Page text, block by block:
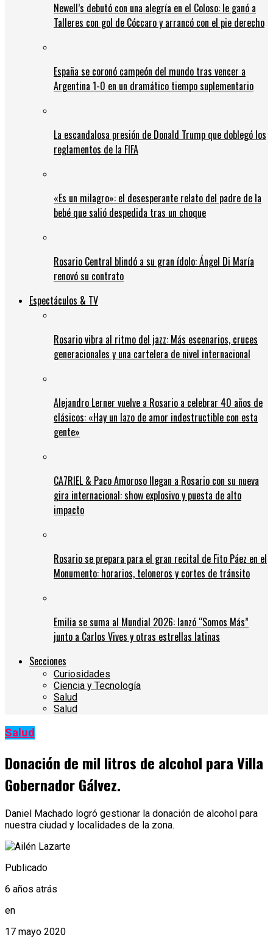
Newell’s debutó con una alegría en el Coloso: le ganó a
Talleres con gol de Cóccaro y arrancó con el pie derecho
España se coronó campeón del mundo tras vencer a
Argentina 1-0 en un dramático tiempo suplementario
La escandalosa presión de Donald Trump que doblegó los
reglamentos de la FIFA
«Es un milagro»: el desesperante relato del padre de la
bebé que salió despedida tras un choque
Rosario Central blindó a su gran ídolo: Ángel Di María
renovó su contrato
Espectáculos & TV
Rosario vibra al ritmo del jazz: Más escenarios, cruces
generacionales y una cartelera de nivel internacional
Alejandro Lerner vuelve a Rosario a celebrar 40 años de
clásicos: «Hay un lazo de amor indestructible con esta
gente»
CA7RIEL & Paco Amoroso llegan a Rosario con su nueva
gira internacional: show explosivo y puesta de alto
impacto
Rosario se prepara para el gran recital de Fito Páez en el
Monumento: horarios, teloneros y cortes de tránsito
Emilia se suma al Mundial 2026: lanzó “Somos Más”
junto a Carlos Vives y otras estrellas latinas
Secciones
Curiosidades
Ciencia y Tecnología
Salud
Salud
Salud
Donación de mil litros de alcohol para Villa
Gobernador Gálvez.
Daniel Machado logró gestionar la donación de alcohol para
nuestra ciudad y localidades de la zona.
Publicado
6 años atrás
en
17 mayo 2020